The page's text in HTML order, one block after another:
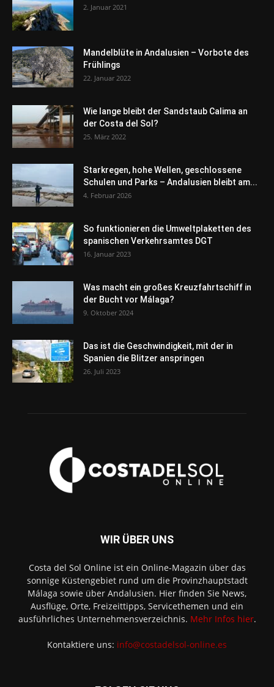
2. Januar 2021
Mandelblüte in Andalusien – Vorbote des
Frühlings
22. Januar 2022
Wie lange bleibt der Sandstaub Calima an
der Costa del Sol?
25. März 2022
Starkregen, hohe Wellen, geschlossene
Schulen und Parks – Andalusien bleibt am...
4. Februar 2026
So funktionieren die Umweltplaketten des
spanischen Verkehrsamtes DGT
16. Januar 2023
Was macht ein großes Kreuzfahrtschiff in
der Bucht vor Málaga?
9. Oktober 2024
Das ist die Geschwindigkeit, mit der in
Spanien die Blitzer anspringen
26. Juli 2023
WIR ÜBER UNS
Costa del Sol Online ist ein Online-Magazin über das
sonnige Küstengebiet rund um die Provinzhauptstadt
Málaga sowie über Andalusien. Hier finden Sie News,
Ausflüge, Orte, Freizeittipps, Servicethemen und ein
ausführliches Unternehmensverzeichnis. Mehr Infos hier.
Kontaktiere uns: info@costadelsol-online.es